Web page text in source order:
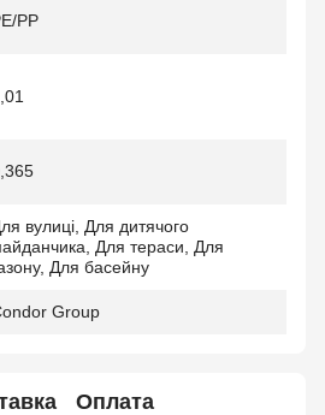
РР
вулиці, Для дитячого
Для тераси, Для
Для басейну
Group
Оплата